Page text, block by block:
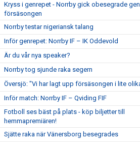
Kryss i genrepet - Norrby gick obesegrade
försäsongen
Norrby testar nigeriansk talang
Inför genrepet: Norrby IF – IK Oddevold
Är du vår nya speaker?
Norrby tog sjunde raka segern
Översjö: "Vi har lagt upp försäsongen i lite
Inför match: Norrby IF – Qviding FIF
Fotboll ses bäst på plats - köp biljetter till
hemmapremiären!
Sjätte raka när Vänersborg besegrades